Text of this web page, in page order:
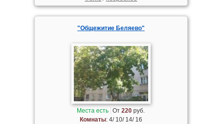
"Общежитие Беляево"
Места есть От220 руб.
Комнаты: 4/ 10/ 14/ 16